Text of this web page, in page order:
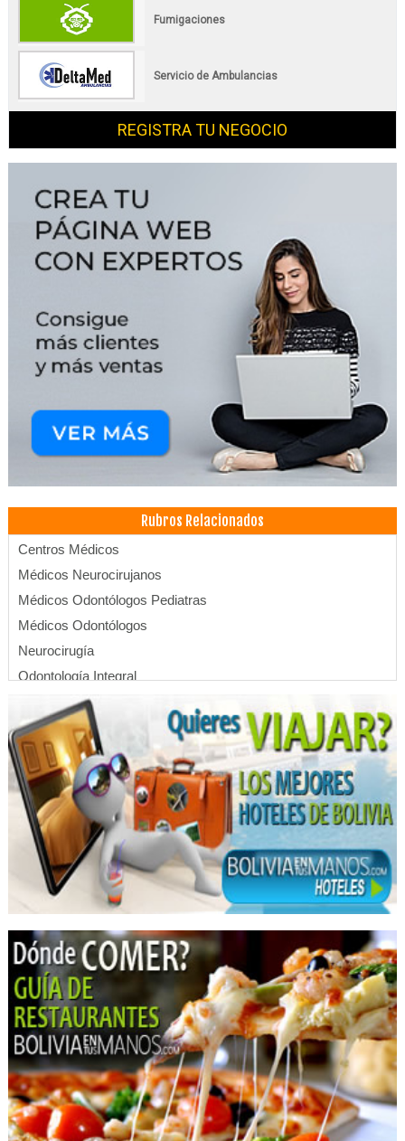
Fumigaciones
Servicio de Ambulancias
REGISTRA TU NEGOCIO
Rubros Relacionados
Centros Médicos
Médicos Neurocirujanos
Médicos Odontólogos Pediatras
Médicos Odontólogos
Neurocirugía
Odontología Integral
Análisis Clínicos
Control de Embarazo
Laboratorios de Análisis Clínicos
Laboratorios Clínicos
Salud: Centros Médicos
Fisioterapia Integral
Fisioterapia
Kinesiología